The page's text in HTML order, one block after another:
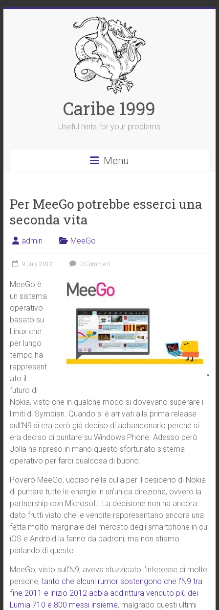
Caribe 1999
Useful hints for your problems
Menu
Per MeeGo potrebbe esserci una
seconda vita
admin MeeGo
9 July 2012 0 Comment
MeeGo è
un sistema
operativo
basato su
Linux che
per lungo
tempo ha
rappresent
ato il
futuro di
Nokia, visto che in qualche modo si dovevano superare i
limiti di Symbian. Quando si è arrivati alla prima release
sull’N9 si era però già deciso di abbandonarlo perché si
era deciso di puntare su Windows Phone. Adesso però
Jolla ha ripreso in mano questo sfortunato sistema
operativo per farci qualcosa di buono.
Povero MeeGo, ucciso nella culla per il desiderio di Nokia
di puntare tutte le energie in un’unica direzione, ovvero la
partnership con Microsoft. La decisione non ha ancora
dato frutti visto che le vendite rappresentano ancora una
fetta molto marginale del mercato degli smartphone in cui
iOS e Android la fanno da padroni, ma non stiamo
parlando di questo.
MeeGo, visto sull’N9, aveva stuzzicato l’interesse di molte
persone, tanto che alcuni rumor sostengono che l’N9 tra
fine 2011 e inizio 2012 abbia addirittura venduto più dei
Lumia 710 e 800 messi insieme, malgrado questi ultimi